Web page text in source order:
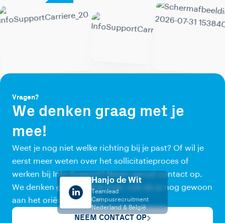
Hoofdstuk 1 / 8 9:16
Vragen?
We denken graag met je
mee!
Weet je nog niet welke richting bij je past? Of wil je
eerst meer weten over het sollicitatieproces of
werken bij Info Support? Neem gerust contact op.
We denken graag met je mee, ook als je nog gewoon
aan het oriënteren bent.
NEEM CONTACT OP
Hanjo de Wit
Teamlead
Campusrecruitment
Nederland & België